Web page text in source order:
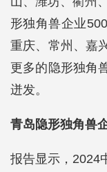
形独角兽企业
重庆、常州、嘉
更多的隐形独角
迸发。
青岛隐形独角兽
报告显示，2024